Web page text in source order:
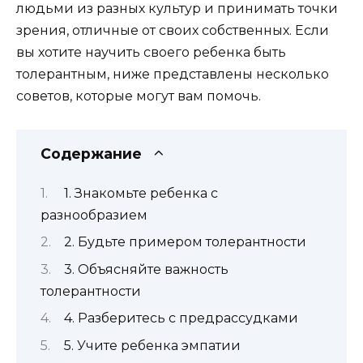
людьми из разных культур и принимать точки
зрения, отличные от своих собственных. Если
вы хотите научить своего ребенка быть
толерантным, ниже представлены несколько
советов, которые могут вам помочь.
Содержание
1. Знакомьте ребенка с
разнообразием
2. Будьте примером толерантности
3. Объясняйте важность
толерантности
4. Разберитесь с предрассудками
5. Учите ребенка эмпатии